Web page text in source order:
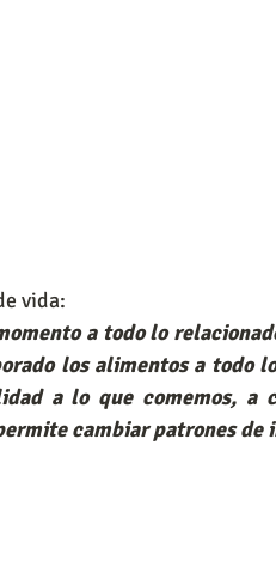
vida:
los alimentos a todo
a lo que comemos, a
cambiar patrones de